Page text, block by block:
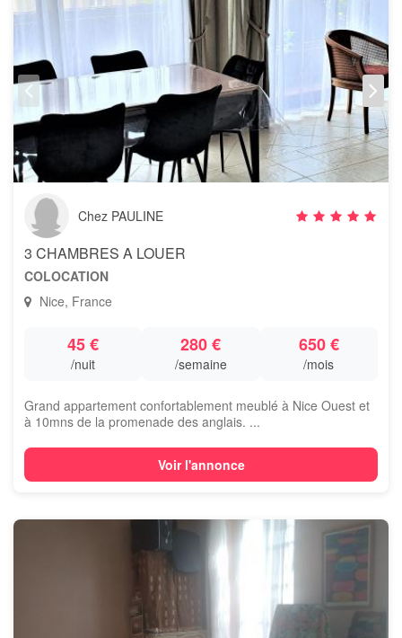
Chez PAULINE
3 CHAMBRES A LOUER
COLOCATION
Nice, France
45 €
/nuit
280 €
/semaine
650 €
/mois
Grand appartement confortablement meublé à Nice Ouest et
à 10mns de la promenade des anglais. ...
Voir l'annonce